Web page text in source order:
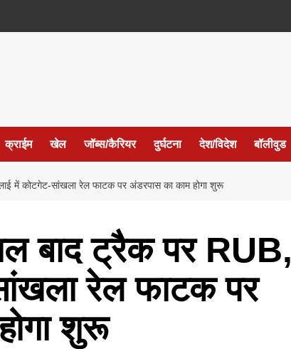
क्राईम खेल जॉब्स/कैरियर दुर्घटना देश/विदेश बॉलीवुड
में कोटगेट-सांखला रेल फाटक पर अंडरपास का काम होगा शुरू
बाद ट्रैक पर RUB,
रेल फाटक पर
शुरू